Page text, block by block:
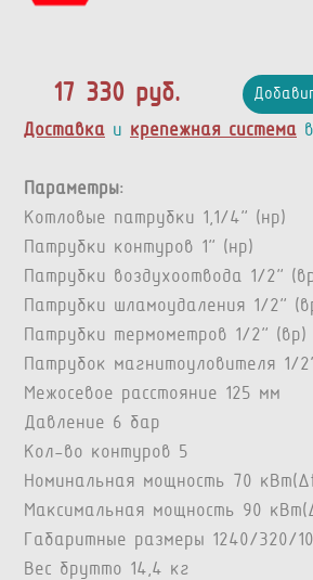
17 330 руб.
Доставка и крепежная система
Параметры:
Котловые патрубки 1,1/4” (нр)
Патрубки контуров 1” (нр)
Патрубки воздухоотвода 1/2”
Патрубки шламоудаления 1/2”
Патрубки термометров 1/2” (вр)
Патрубок магнитоуловителя 1/
Межосевое расстояние 125 мм
Давление 6 бар
Кол-во контуров 5
Номинальная мощность 70
Максимальная мощность 90
Габаритные размеры 1240/320/
Вес брутто 14,4 кг